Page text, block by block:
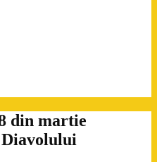
din martie